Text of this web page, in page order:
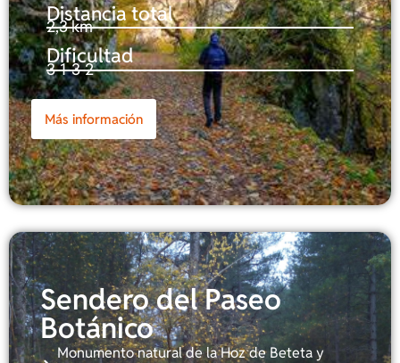
Distancia total
2,3 km
Dificultad
3-1-3-2
Más información
Sendero del Paseo
Botánico
Monumento natural de la Hoz de Beteta y